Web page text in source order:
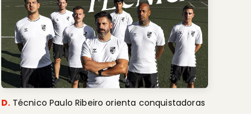
D. Técnico Paulo Ribeiro orienta conquistadoras